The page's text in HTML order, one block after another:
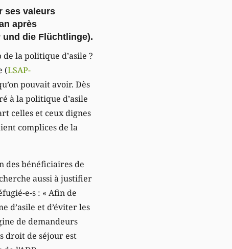
ses valeurs
après
und die Flüchtlinge).
la politique d’asile ?
(LSAP-
pouvait avoir. Dès
à la politique d’asile
celles et ceux dignes
complices de la
des bénéficiaires de
aussi à justifier
e-s : « Afin de
d’asile et d’éviter les
de demandeurs
droit de séjour est